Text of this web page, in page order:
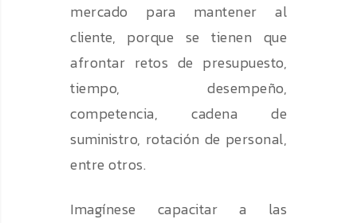
mercado para mantener al
cliente, porque se tienen que
afrontar retos de presupuesto,
tiempo, desempeño,
competencia, cadena de
suministro, rotación de personal,
entre otros.
Imagínese capacitar a las